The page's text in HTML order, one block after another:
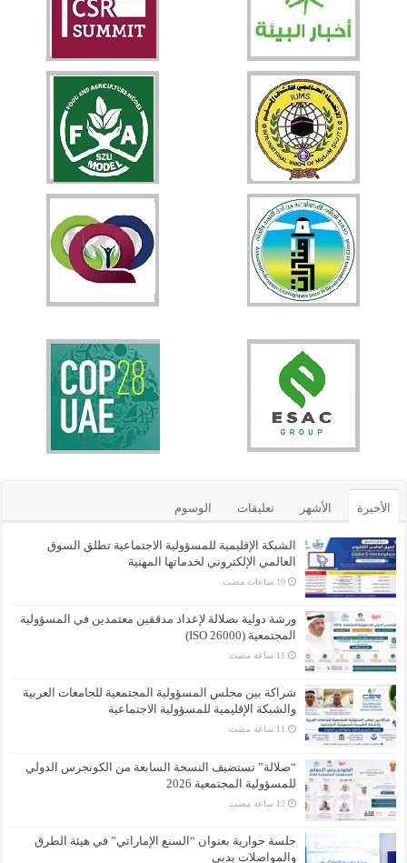
الأخيرة الأشهر تعليقات الوسوم
الشبكة الإقليمية للمسؤولية الاجتماعية تطلق السوق
العالمي الإلكتروني لخدماتها المهنية
ورشة دولية بصلالة لإعداد مدققين معتمدين في المسؤولية
المجتمعية (ISO 26000)
شراكة بين مجلس المسؤولية المجتمعية للجامعات العربية
والشبكة الإقليمية للمسؤولية الاجتماعية
“صلالة” تستضيف النسخة السابعة من الكونجرس الدولي
للمسؤولية المجتمعية 2026
جلسة حوارية بعنوان “السنع الإماراتي” في هيئة الطرق
والمواصلات بدبي